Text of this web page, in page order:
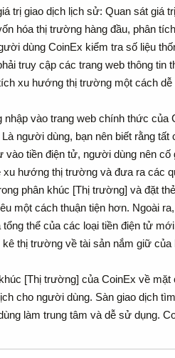
trị giao dịch lịch sử: Quan sát giá
hóa thị trường hàng đầu, phân
dùng CoinEx kiểm tra số liệu
truy cập các trang web thông
xu hướng thị trường một cách
vào trang web chính thức
người dùng, bạn nên biết rằng
tiền điện tử, người dùng nên
hướng thị trường và đưa ra các
phân khúc [Thị trường] và đặt
một cách thuận tiện hơn. Ngoài
thể của các loại tiền điện tử
thị trường về tài sản nắm giữ
[Thị trường] của CoinEx về
cho người dùng. Sàn giao dịch
làm trung tâm và dễ sử dụng.